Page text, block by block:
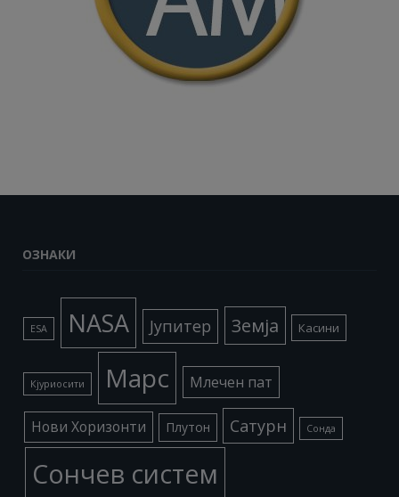
ОЗНАКИ
ESA NASA Јупитер Земја Касини
Кјуриосити Марс Млечен пат
Нови Хоризонти Плутон Сатурн Сонда
Сончев систем